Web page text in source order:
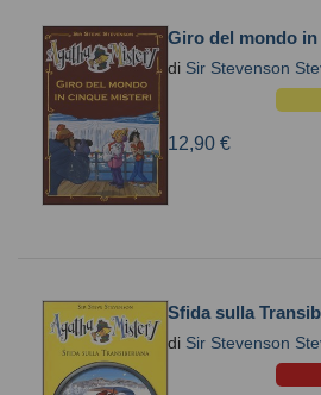
Giro del mondo
di Sir Stevenson
12,90 €
Sfida sulla
di Sir Stevenson